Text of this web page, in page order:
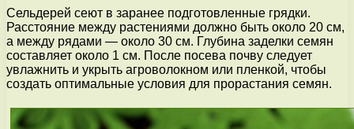
Сельдерей сеют в заранее подготовленные грядки.
Расстояние между растениями должно быть около 20 см,
а между рядами — около 30 см. Глубина заделки семян
составляет около 1 см. После посева почву следует
увлажнить и укрыть агроволокном или пленкой, чтобы
создать оптимальные условия для прорастания семян.